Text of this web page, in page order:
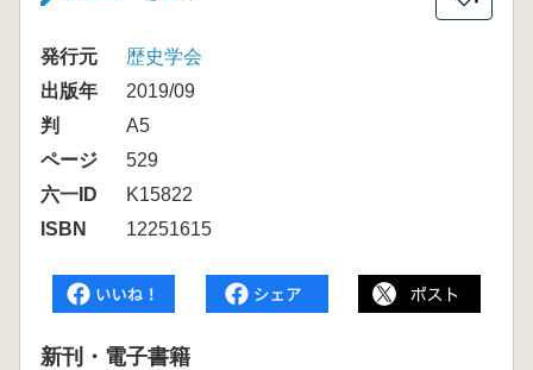
発行元
歴史学会
出版年
2019/09
判
A5
ページ
529
六一ID
K15822
ISBN
12251615
新刊・電子書籍